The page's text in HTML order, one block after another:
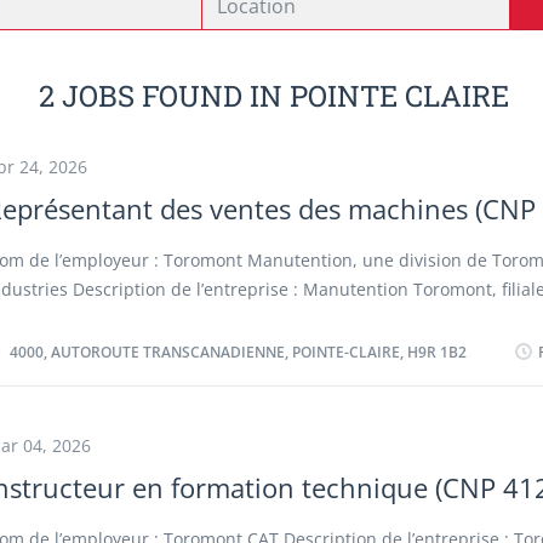
2 JOBS FOUND IN POINTE CLAIRE
24, 2026
des ventes des machines
de l’employeur : Toromont Manutention, une division de
Description de l’entreprise : Manutention Toromont,
vente des chariots élévateurs Caterpillar, Mitsubishi et
énergétiques Hoppecke. Enfin, Manutention Toromont une
de planchers. Lieu du travail : 4000, autoroute
4000, AUTOROUTE TRANSCANADIENNE, POINTE-CLAIRE, H9R 1B2
04, 2026
en formation technique (CNP